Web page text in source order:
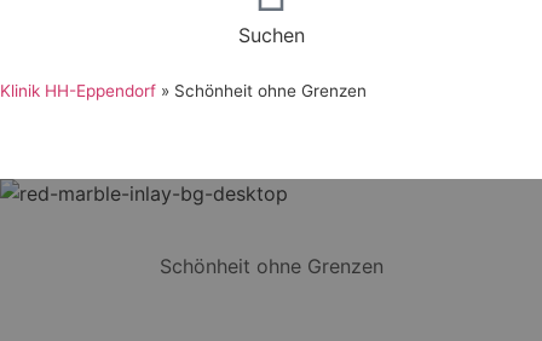
Suchen
Klinik HH-Eppendorf » Schönheit ohne Grenzen
Schönheit ohne Grenzen